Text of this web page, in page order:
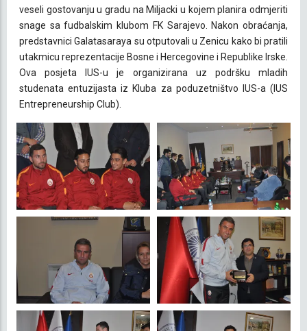
veseli gostovanju u gradu na Miljacki u kojem planira odmjeriti
snage sa fudbalskim klubom FK Sarajevo. Nakon obraćanja,
predstavnici Galatasaraya su otputovali u Zenicu kako bi pratili
utakmicu reprezentacije Bosne i Hercegovine i Republike Irske.
Ova posjeta IUS-u je organizirana uz podršku mladih
studenata entuzijasta iz Kluba za poduzetništvo IUS-a (IUS
Entrepreneurship Club).